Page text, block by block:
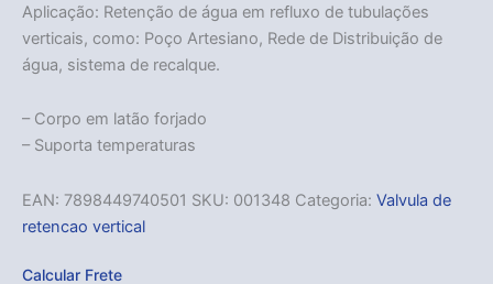
Aplicação: Retenção de água em refluxo de tubulações
verticais, como: Poço Artesiano, Rede de Distribuição de
água, sistema de recalque.
– Corpo em latão forjado
– Suporta temperaturas
EAN: 7898449740501 SKU: 001348 Categoria: Valvula de
retencao vertical
Calcular Frete